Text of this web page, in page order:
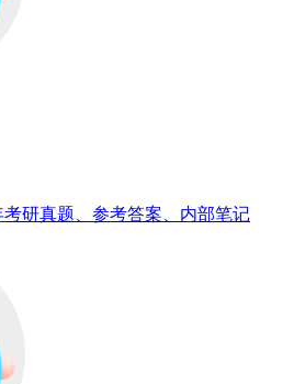
研真题、参考答案、内部笔记